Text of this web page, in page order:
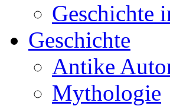
Geschichte
Geschichte
Antike
Mythologie